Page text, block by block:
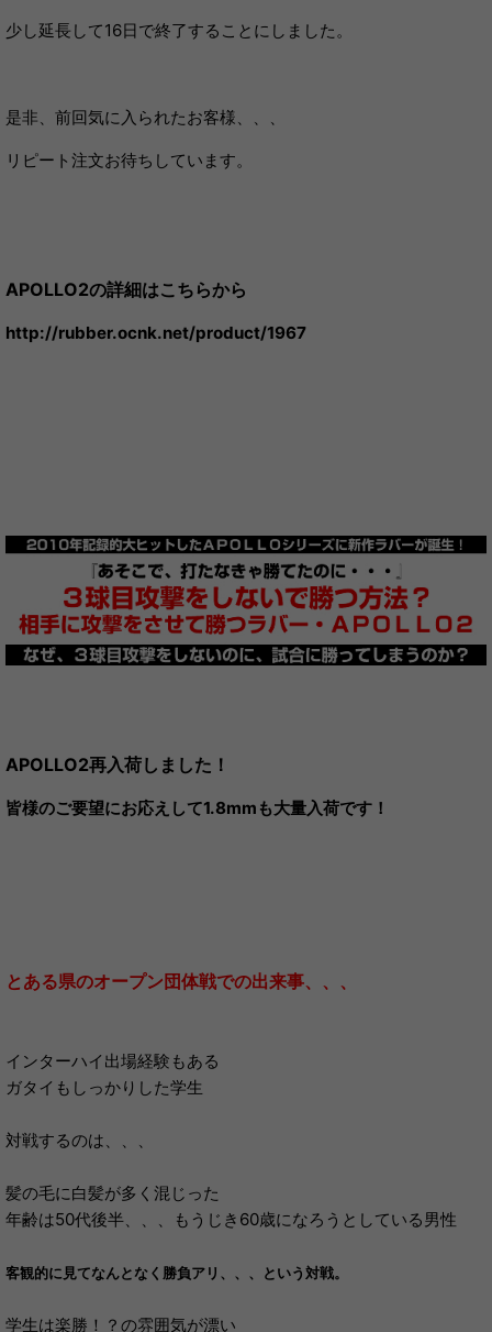
少し延長して16日で終了することにしました。
是非、前回気に入られたお客様、、、
リピート注文お待ちしています。
APOLLO2の詳細はこちらから
http://rubber.ocnk.net/product/1967
APOLLO2再入荷しました！
皆様のご要望にお応えして1.8mmも大量入荷です！
とある県のオープン団体戦での出来事、、、
インターハイ出場経験もある
ガタイもしっかりした学生
対戦するのは、、、
髪の毛に白髪が多く混じった
年齢は50代後半、、、もうじき60歳になろうとしている男性
客観的に見てなんとなく勝負アリ、、、という対戦。
学生は楽勝！？の雰囲気が漂い